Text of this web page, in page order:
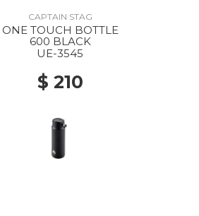
CAPTAIN STAG
ONE TOUCH BOTTLE
600 BLACK
UE-3545
$ 210